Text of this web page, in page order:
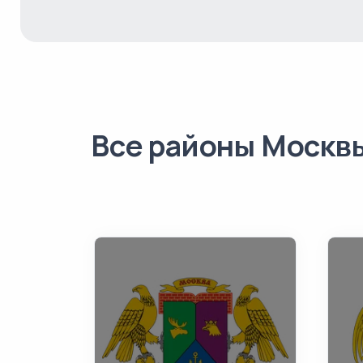
Все районы